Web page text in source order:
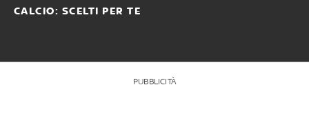
CALCIO: SCELTI PER TE
PUBBLICITÀ